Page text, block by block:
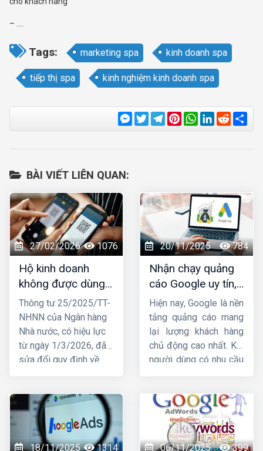
– ….
Tags: marketing spa kinh doanh spa
tiếp thị spa kinh nghiệm kinh doanh spa
Messenger
TwitterTelegram
Pinterest
WhatsApp
LinkedIn
Reddit
BÀI VIẾT LIÊN QUAN:
27/02/2026 1076
Hộ kinh doanh
không được dùng
tài khoản ngân
hàng cá nhân để
nhận tiền từ
01/03/2026
Thông tư 25/2025/TT-
NHNN của Ngân hàng
Nhà nước, có hiệu lực
từ ngày 1/3/2026, đã
sửa đổi quy định về
đó liên quan trực tiếp
đến hộ kinh doanh.
Trước những thay đổi
này, nhiều hộ đặt câu
20/11/2025 784
Nhận chạy quảng
cáo Google uy tín,
chuyên nghiệp,
hiệu quả TOP 1
Hiện nay, Google là nền
tảng quảng cáo mang
lại lượng khách hàng
chủ động cao nhất. Khi
người dùng có nhu cầu
tìm thông tin. Đây chính
là lý do ngày càng
nhiều doanh nghiệp tìm
đến dịch vụnhận chạy
18/11/2025 1314 06/11/2025 399